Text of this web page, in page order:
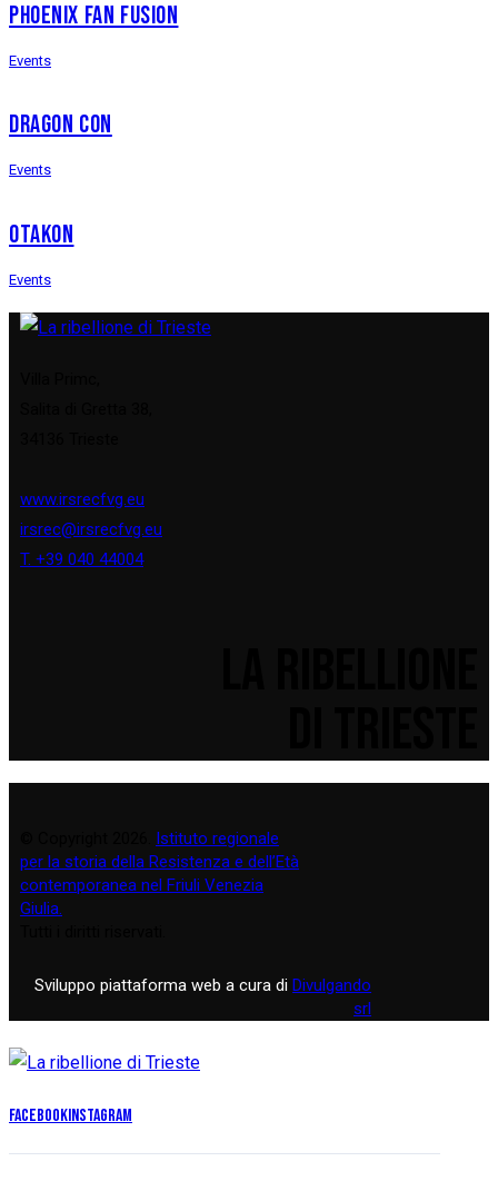
PHOENIX FAN FUSION
Events
DRAGON CON
Events
OTAKON
Events
www.irsrecfvg.eu
irsrec@irsrecfvg.eu
T. +39 040 44004
Istituto regionale
per la storia della Resistenza e dell’Età
contemporanea nel Friuli Venezia
Giulia.
Sviluppo piattaforma web a cura di Divulgando
srl
FacebookInstagram